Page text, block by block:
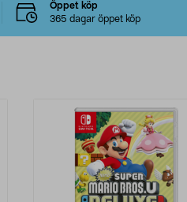
Öppet köp
365 dagar öppet köp